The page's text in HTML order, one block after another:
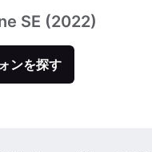
SE (2022)
ンを探す